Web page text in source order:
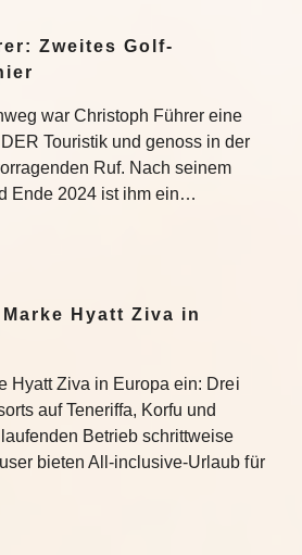
Zweites Golf-
war Christoph Führer eine
Touristik und genoss in der
Ruf. Nach seinem
Ende 2024 ist ihm ein…
Hyatt Ziva in
Hyatt Ziva in Europa ein: Drei
auf Teneriffa, Korfu und
Betrieb schrittweise
bieten All-inclusive-Urlaub für